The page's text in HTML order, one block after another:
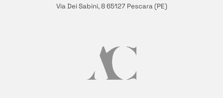
Via Dei Sabini, 8 65127 Pescara (PE)